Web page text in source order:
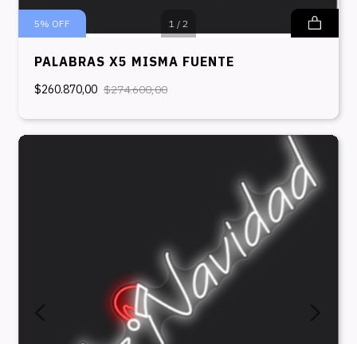
1 / 2
5% OFF
PALABRAS X5 MISMA FUENTE
$260.870,00 $274.600,00